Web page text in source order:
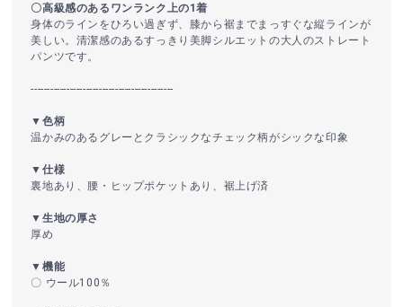
〇高級感のあるワンランク上の1着
身体のラインをひろい過ぎず、膝から裾までまっすぐな縦ラインが
美しい。清潔感のあるすっきり美脚シルエットの大人のストレート
パンツです。
--------------------------------------------
▼色柄
温かみのあるグレーとクラシックなチェック柄がシックな印象
▼仕様
裏地あり、腰・ヒップポケットあり、裾上げ済
▼生地の厚さ
厚め
▼機能
〇 ウール100％